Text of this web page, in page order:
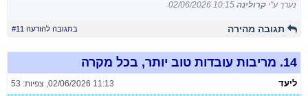
נערך ע"י קרולינה 02/06/2026 10:15
תגובה מהירה בתגובה להודעה #11
14. מריבות עובדות טוב יותר, בכל מקרה
ליעד 02/06/2026 11:13
, צפיות: 53